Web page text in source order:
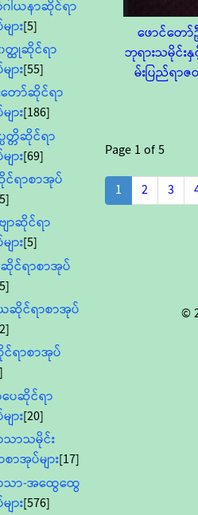
ါယနာဆိုင်ရာ
ား[5]
တ္ထုဆိုင်ရာ
ား[55]
ော်ဆိုင်ရာ
ား[186]
တ္တိဆိုင်ရာ
ား[69]
ရာစာအုပ်
ျာဆိုင်ရာ
ား[5]
ဆိုင်ရာစာအုပ်
င်ရာစာအုပ်
ရာစာအုပ်
ပေဆိုင်ရာ
ား[20]
သာသမိုင်း
ာအုပ်များ[17]
ာသာ-အထွေထွေ
ား[576]
ဖောင်တော်
ဘုရားသမိုင်း
မ်းပြည်ရာဇ
Page1 of5
1
2 3
©